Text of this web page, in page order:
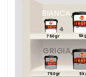
BIANCA
GRIGIA
750gr 5kg
750gr
4
0